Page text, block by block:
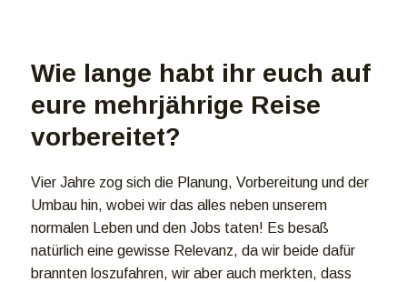
Wie lange habt ihr euch auf
eure mehrjährige Reise
vorbereitet?
Vier Jahre zog sich die Planung, Vorbereitung und der
Umbau hin, wobei wir das alles neben unserem
normalen Leben und den Jobs taten! Es besaß
natürlich eine gewisse Relevanz, da wir beide dafür
brannten loszufahren, wir aber auch merkten, dass